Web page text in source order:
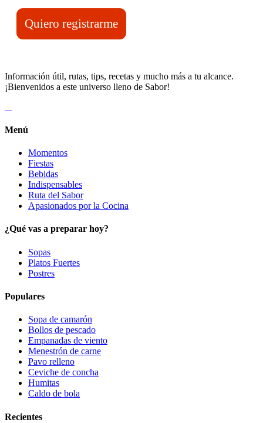
Quiero registrarme
Información útil, rutas, tips, recetas y mucho más a tu alcance.
¡Bienvenidos a este universo lleno de Sabor!
Menú
Momentos
Fiestas
Bebidas
Indispensables
Ruta del Sabor
Apasionados por la Cocina
¿Qué vas a preparar hoy?
Sopas
Platos Fuertes
Postres
Populares
Sopa de camarón
Bollos de pescado
Empanadas de viento
Menestrón de carne
Pavo relleno
Ceviche de concha
Humitas
Caldo de bola
Recientes